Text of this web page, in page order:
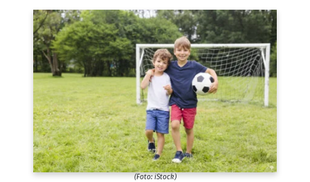
(Foto: iStock)